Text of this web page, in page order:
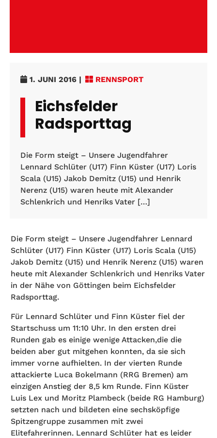
1. JUNI 2016 | RENNSPORT
Eichsfelder
Radsporttag
Die Form steigt – Unsere Jugendfahrer
Lennard Schlüter (U17) Finn Küster (U17) Loris
Scala (U15) Jakob Demitz (U15) und Henrik
Nerenz (U15) waren heute mit Alexander
Schlenkrich und Henriks Vater […]
Die Form steigt – Unsere Jugendfahrer Lennard
Schlüter (U17) Finn Küster (U17) Loris Scala (U15)
Jakob Demitz (U15) und Henrik Nerenz (U15) waren
heute mit Alexander Schlenkrich und Henriks Vater
in der Nähe von Göttingen beim Eichsfelder
Radsporttag.
Für Lennard Schlüter und Finn Küster fiel der
Startschuss um 11:10 Uhr. In den ersten drei
Runden gab es einige wenige Attacken,die die
beiden aber gut mitgehen konnten, da sie sich
immer vorne aufhielten. In der vierten Runde
attackierte Luca Bokelmann (RRG Bremen) am
einzigen Anstieg der 8,5 km Runde. Finn Küster
Luis Lex und Moritz Plambeck (beide RG Hamburg)
setzten nach und bildeten eine sechsköpfige
Spitzengruppe zusammen mit zwei
Elitefahrerinnen. Lennard Schlüter hat es leider